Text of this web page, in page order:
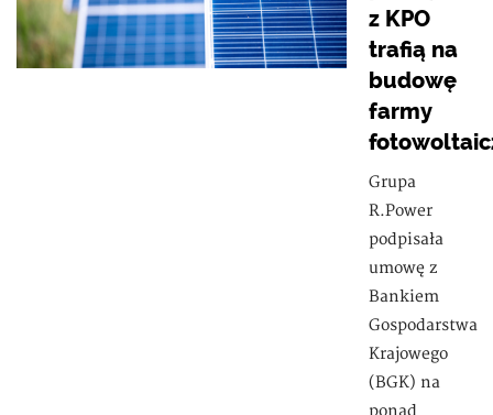
z KPO
trafią na
budowę
farmy
Grupa
R.Power
podpisała
umowę z
Bankiem
Gospodarstwa
Krajowego
(BGK) na
ponad